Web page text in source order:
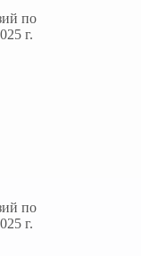
по
г.
по
г.